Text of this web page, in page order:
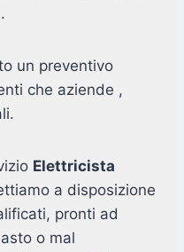
un preventivo
che aziende ,
Elettricista
a disposizione
pronti ad
o mal